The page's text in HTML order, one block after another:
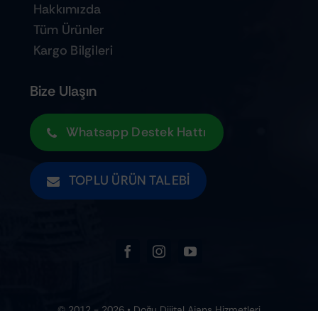
Hakkımızda
Tüm Ürünler
Kargo Bilgileri
Bize Ulaşın
Whatsapp Destek Hattı
TOPLU ÜRÜN TALEBI